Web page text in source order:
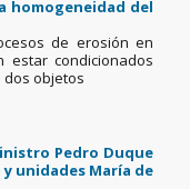
homogeneidad del
de erosión en
estar condicionados
dos objetos
Pedro Duque
unidades María de